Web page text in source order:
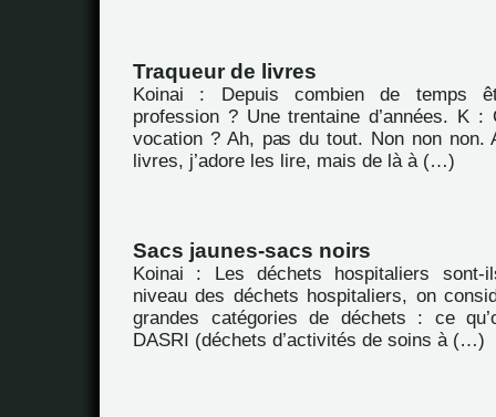
Traqueur de livres
Koinai : Depuis combien de temps
profession ? Une trentaine d’années. K :
vocation ? Ah, pas du tout. Non non non.
livres, j’adore les lire, mais de là à (…)
Sacs jaunes-sacs noirs
Koinai : Les déchets hospitaliers
niveau des déchets hospitaliers, on
grandes catégories de déchets : ce
DASRI (déchets d’activités de soins à (…)